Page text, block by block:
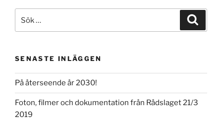
efter:
SENASTE INLÄGGEN
På återseende år 2030!
Foton, filmer och dokumentation från Rådslaget 21/3
2019